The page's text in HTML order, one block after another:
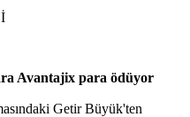
Avantajix para ödüyor
Getir Büyük'ten